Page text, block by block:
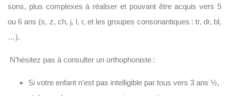
sons, plus complexes à réaliser et pouvant être acquis vers 5
ou 6 ans (s, z, ch, j, l, r, et les groupes consonantiques : tr, dr, bl,
…).
N’hésitez pas à consulter un orthophoniste :
Si votre enfant n’est pas intelligible par tous vers 3 ans ½,